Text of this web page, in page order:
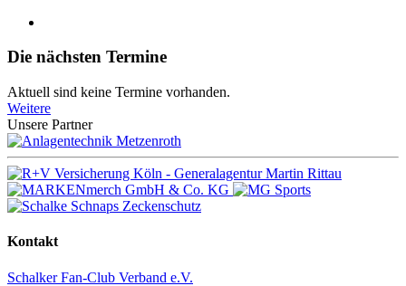
Die nächsten Termine
Aktuell sind keine Termine vorhanden.
Weitere
Unsere Partner
Kontakt
Schalker Fan-Club Verband e.V.